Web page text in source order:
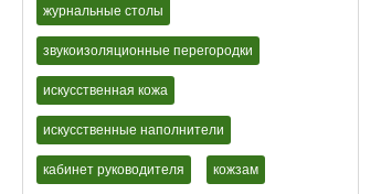
журнальные столы
звукоизоляционные перегородки
искусственная кожа
искусственные наполнители
кабинет руководителя кожзам